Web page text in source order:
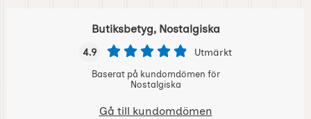
Butiksbetyg, Nostalgiska
4.9 Utmärkt
Baserat på kundomdömen för
Nostalgiska
Gå till kundomdömen